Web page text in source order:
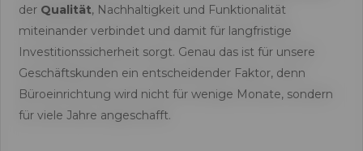
der Qualität, Nachhaltigkeit und Funktionalität
miteinander verbindet und damit für langfristige
Investitionssicherheit sorgt. Genau das ist für unsere
Geschäftskunden ein entscheidender Faktor, denn
Büroeinrichtung wird nicht für wenige Monate, sondern
für viele Jahre angeschafft.